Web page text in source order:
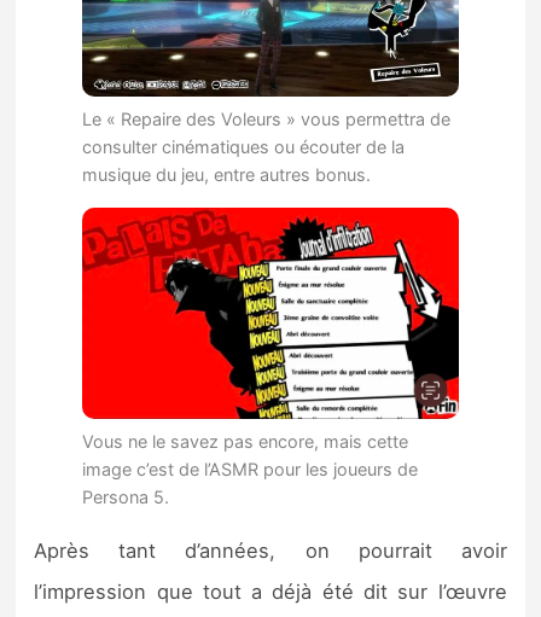
Le « Repaire des Voleurs » vous permettra de
consulter cinématiques ou écouter de la
musique du jeu, entre autres bonus.
Vous ne le savez pas encore, mais cette
image c’est de l’ASMR pour les joueurs de
Persona 5.
Après tant d’années, on pourrait avoir
l’impression que tout a déjà été dit sur l’œuvre